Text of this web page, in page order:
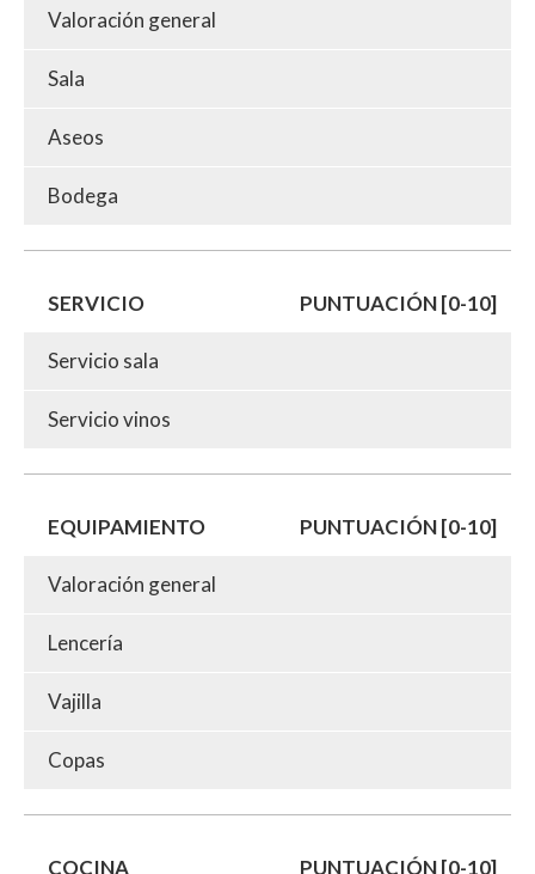
Valoración general
Sala
Aseos
Bodega
SERVICIO PUNTUACIÓN [0-10]
Servicio sala
Servicio vinos
EQUIPAMIENTO PUNTUACIÓN [0-10]
Valoración general
Lencería
Vajilla
Copas
COCINA PUNTUACIÓN [0-10]